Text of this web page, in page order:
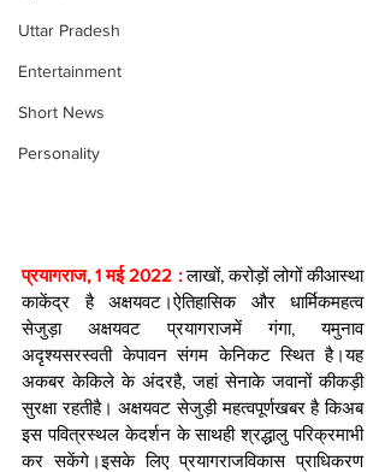
Uttar Pradesh
Entertainment
Short News
Personality
प्रयागराज, 1 मई 2022 : लाखों, करोड़ों लोगों कीआस्‍था
काकेंद्र है अक्षयवट।ऐतिहासिक और धार्मिकमहत्‍व
सेजुड़ा अक्षयवट प्रयागराजमें गंगा, यमुनाव
अदृश्‍यसरस्‍वती केपावन संगम केनिकट स्थित है।यह
अकबर केकिले के अंदरहै, जहां सेनाके जवानों कीकड़ी
सुरक्षा रहतीहै। अक्षयवट सेजुड़ी महत्‍वपूर्णखबर है किअब
इस पवित्रस्‍थल केदर्शन के साथही श्रद्धालु परिक्रमाभी
कर सकेंगे।इसके लिए प्रयागराजविकास प्राधिकरण